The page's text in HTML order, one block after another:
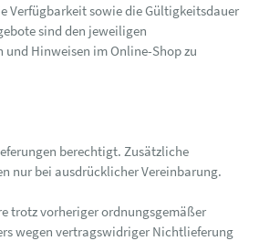
Verfügbarkeit sowie die Gültigkeitsdauer
sind den jeweiligen
und Hinweisen im Online-Shop zu
berechtigt. Zusätzliche
nur bei ausdrücklicher Vereinbarung.
trotz vorheriger ordnungsgemäßer
wegen vertragswidriger Nichtlieferung